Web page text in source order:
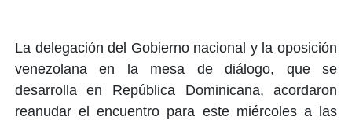
La delegación del Gobierno nacional y la oposición
venezolana en la mesa de diálogo, que se
desarrolla en República Dominicana, acordaron
reanudar el encuentro para este miércoles a las